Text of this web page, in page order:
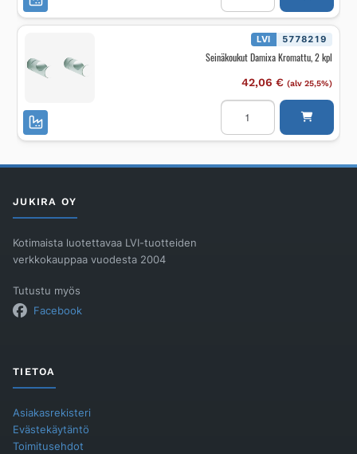
AXOR
Urquiola
SEINÄASENNUS/KROMI
määrä
LVI 5778219
Seinäkoukut Damixa Kromattu, 2 kpl
42,06 € (alv 25,5%)
Seinäkoukut
Damixa
2
JUKIRA OY
Kotimaista luotettavaa LVI-tuotteiden
verkkokauppaa vuodesta 2004
Tutustu myös
Facebook
TIETOA
Asiakasrekisteri
Evästekäytäntö
Toimitusehdot